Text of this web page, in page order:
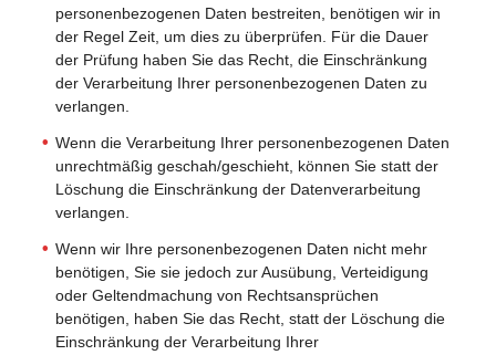
personenbezogenen Daten bestreiten, benötigen wir in
der Regel Zeit, um dies zu überprüfen. Für die Dauer
der Prüfung haben Sie das Recht, die Einschränkung
der Verarbeitung Ihrer personenbezogenen Daten zu
verlangen.
Wenn die Verarbeitung Ihrer personenbezogenen Daten
unrechtmäßig geschah/geschieht, können Sie statt der
Löschung die Einschränkung der Datenverarbeitung
verlangen.
Wenn wir Ihre personenbezogenen Daten nicht mehr
benötigen, Sie sie jedoch zur Ausübung, Verteidigung
oder Geltendmachung von Rechtsansprüchen
benötigen, haben Sie das Recht, statt der Löschung die
Einschränkung der Verarbeitung Ihrer